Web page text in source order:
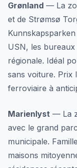
Grønland — La
et de Strømsø
USN, les bureaux
régionale. Idéal
sans voiture. Prix
ferroviaire à
Marienlyst — La
avec le grand
municipale.
maisons